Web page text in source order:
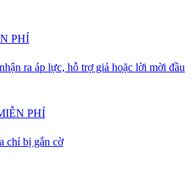
PHÍ
ra áp lực, hỗ trợ giả hoặc lời mời đầu
PHÍ
chỉ bị gắn cờ